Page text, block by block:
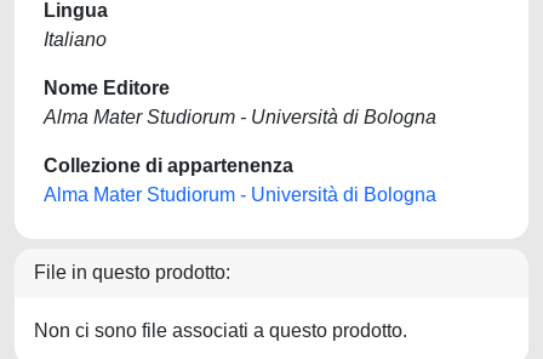
Lingua
Italiano
Nome Editore
Alma Mater Studiorum - Università di Bologna
Collezione di appartenenza
Alma Mater Studiorum - Università di Bologna
File in questo prodotto:
Non ci sono file associati a questo prodotto.